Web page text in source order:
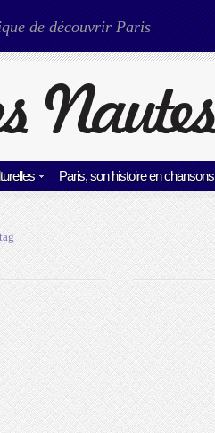
de découvrir Paris
Paris, son histoire en chansons